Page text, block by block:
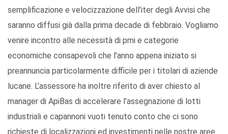
semplificazione e velocizzazione dell’iter degli Avvisi che
saranno diffusi già dalla prima decade di febbraio. Vogliamo
venire incontro alle necessità di pmi e categorie
economiche consapevoli che l’anno appena iniziato si
preannuncia particolarmente difficile per i titolari di aziende
lucane. L’assessore ha inoltre riferito di aver chiesto al
manager di ApiBas di accelerare l’assegnazione di lotti
industriali e capannoni vuoti tenuto conto che ci sono
richieste di localizzazioni ed investimenti nelle nostre aree